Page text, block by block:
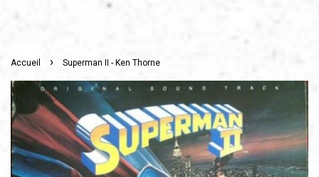
Accueil › Superman II - Ken Thorne